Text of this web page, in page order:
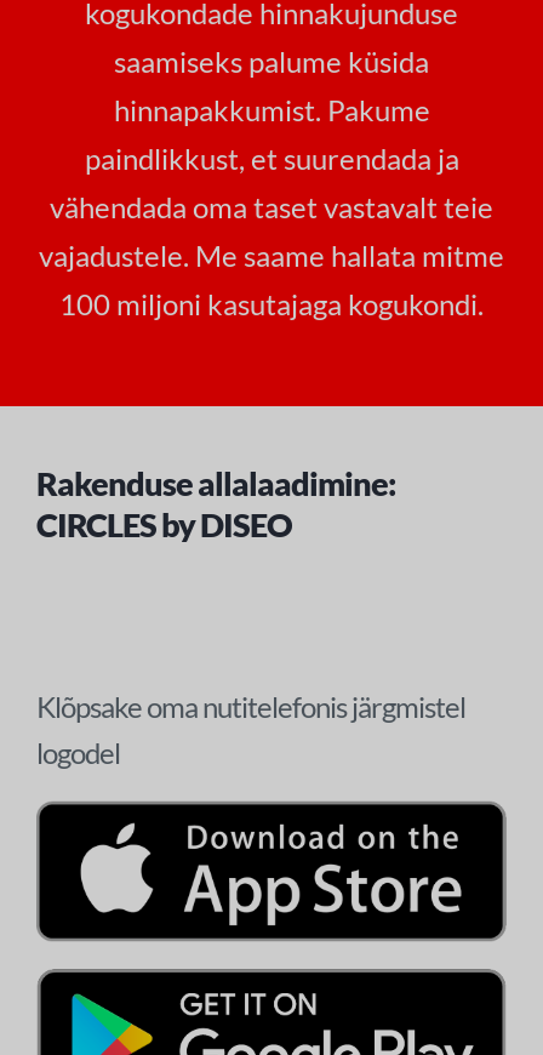
kogukondade hinnakujunduse
saamiseks palume küsida
hinnapakkumist. Pakume
paindlikkust, et suurendada ja
vähendada oma taset vastavalt teie
vajadustele. Me saame hallata mitme
100 miljoni kasutajaga kogukondi.
Rakenduse allalaadimine:
CIRCLES by DISEO
Klõpsake oma nutitelefonis järgmistel
logodel